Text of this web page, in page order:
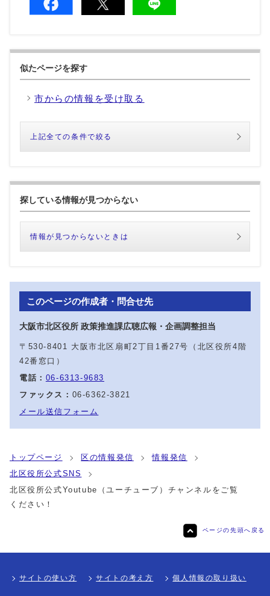
似たページを探す
市からの情報を受け取る
上記全ての条件で絞る
探している情報が見つからない
情報が見つからないときは
このページの作成者・問合せ先
大阪市北区役所 政策推進課広聴広報・企画調整担当
〒530-8401 大阪市北区扇町2丁目1番27号（北区役所4階
42番窓口）
電話： 06-6313-9683
ファックス： 06-6362-3821
メール送信フォーム
トップページ 区の情報発信
情報発信
北区役所公式SNS
北区役所公式Youtube（ユーチューブ）チャンネルをご覧
ください！
ページの先頭へ戻る
サイトの使い方 サイトの考え方 個人情報の取り扱い